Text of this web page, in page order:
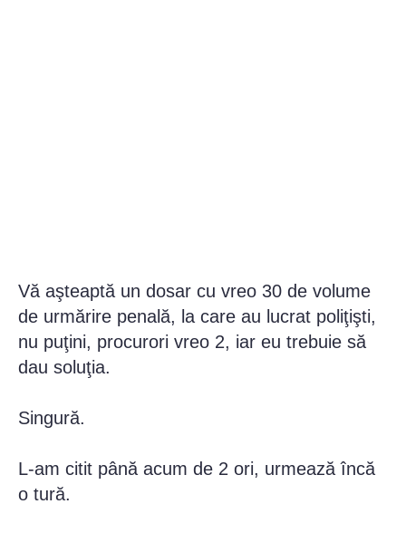
Vă aşteaptă un dosar cu vreo 30 de volume
de urmărire penală, la care au lucrat poliţişti,
nu puţini, procurori vreo 2, iar eu trebuie să
dau soluţia.
Singură.
L-am citit până acum de 2 ori, urmează încă
o tură.